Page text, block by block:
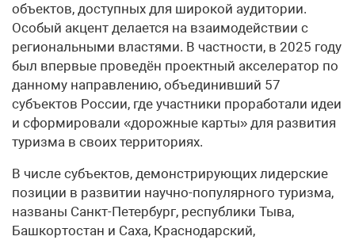
объектов, доступных для широкой аудитории.
Особый акцент делается на взаимодействии с
региональными властями. В частности, в 2025 году
был впервые проведён проектный акселератор по
данному направлению, объединивший 57
субъектов России, где участники проработали идеи
и сформировали «дорожные карты» для развития
туризма в своих территориях.
В числе субъектов, демонстрирующих лидерские
позиции в развитии научно-популярного туризма,
названы Санкт-Петербург, республики Тыва,
Башкортостан и Саха, Краснодарский,